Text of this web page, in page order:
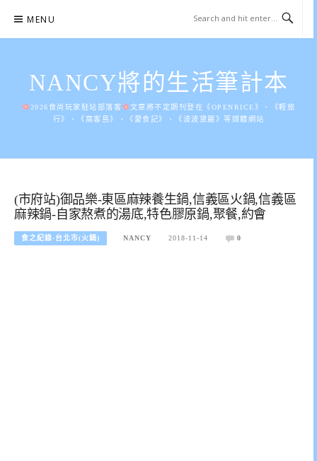
content
MENU
NANCY將的生活筆計本
2026食尚玩家駐站部落客
文章將不定期刊登在《OPENRICE》、《輕旅
行》、《窩客島》、《愛食記》、《波波黛麗》等媒體網站
(市府站)御品樂-東區麻辣養生鍋,信義區火鍋,信義區
麻辣鍋-自家熬煮的湯底,特色膠原鍋,聚餐,約會
食之紀錄-台北市(火鍋) NANCY 2018-11-14 0